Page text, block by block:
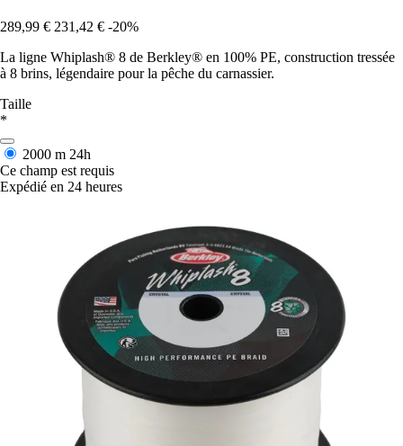
289,99 € 231,42 € -20%
La ligne Whiplash® 8 de Berkley® en 100% PE, construction tressée
à 8 brins, légendaire pour la pêche du carnassier.
Taille
*
2000 m 24h
Ce champ est requis
Expédié en 24 heures